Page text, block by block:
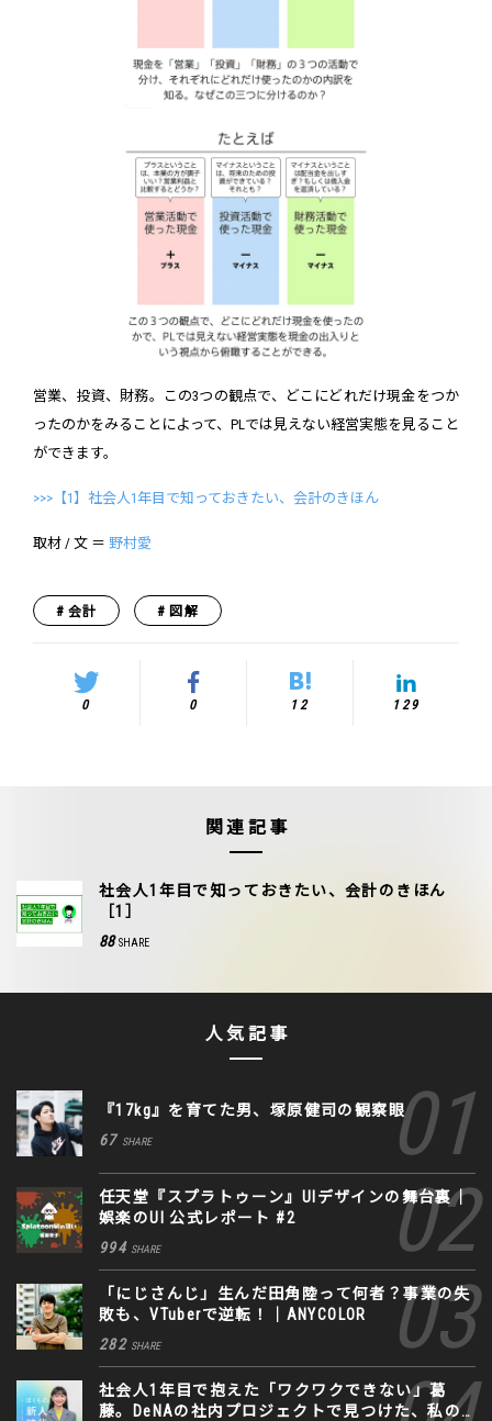
営業、投資、財務。この3つの観点で、どこにどれだけ現金をつか
ったのかをみることによって、PLでは見えない経営実態を見ること
ができます。
>>>【1】社会人1年目で知っておきたい、会計のきほん
取材 / 文 ＝ 野村愛
会計 図解
0 0 12 129
関連記事
社会人1年目で知っておきたい、会計のきほん
［1］
88 SHARE
人気記事
『17kg』を育てた男、塚原健司の観察眼
67 SHARE
任天堂『スプラトゥーン』UIデザインの舞台裏｜
娯楽のUI 公式レポート #2
994 SHARE
「にじさんじ」生んだ田角陸って何者？事業の失
敗も、VTuberで逆転！｜ANYCOLOR
282 SHARE
社会人1年目で抱えた「ワクワクできない」葛
藤。DeNAの社内プロジェクトで見つけた、私の